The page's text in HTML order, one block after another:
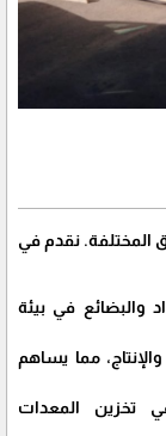
المختلفة. نقدم في
والبضائع في بيئة
مما يساهم
تخزين المعدات